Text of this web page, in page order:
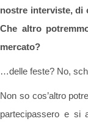
nostre interviste, di
Che altro
mercato?
…delle feste? No,
Non so cos’altro
partecipassero e si